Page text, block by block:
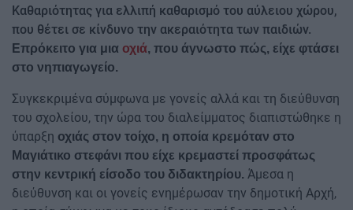
Καθαριότητας για ελλιπή καθαρισμό του αύλειου χώρου,
που θέτει σε κίνδυνο την ακεραιότητα των παιδιών.
Επρόκειτο για μια οχιά, που άγνωστο πώς, είχε φτάσει
στο νηπιαγωγείο.
Συγκεκριμένα σύμφωνα με γονείς αλλά και τη διεύθυνση
του σχολείου, την ώρα του διαλείμματος διαπιστώθηκε η
ύπαρξη οχιάς στον τοίχο, η οποία κρεμόταν στο
Μαγιάτικο στεφάνι που είχε κρεμαστεί προσφάτως
στην κεντρική είσοδο του διδακτηρίου. Άμεσα η
διεύθυνση και οι γονείς ενημέρωσαν την δημοτική Αρχή,